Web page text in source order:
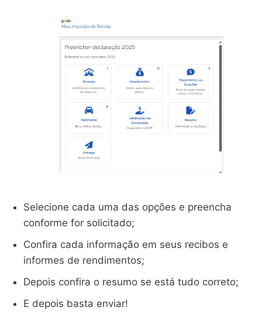
Selecione cada uma das opções e preencha
conforme for solicitado;
Confira cada informação em seus recibos e
informes de rendimentos;
Depois confira o resumo se está tudo correto;
E depois basta enviar!